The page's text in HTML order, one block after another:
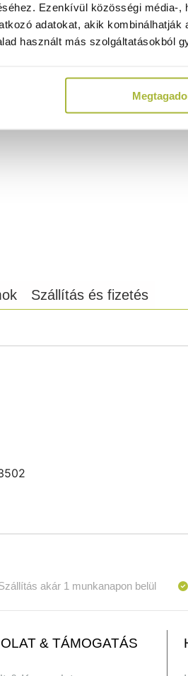
Ezenkívül közösségi média-
adatokat, akik
használt más szolgáltatásokból
Szállítás és fizetés
akár 1 munkanapon belül
& TÁMOGATÁS